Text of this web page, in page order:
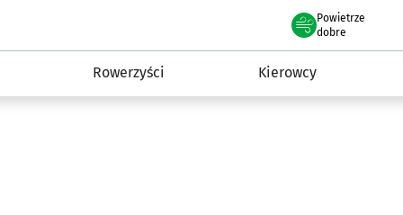
Powietrze
we Wrocławiu
dobre
Rowerzyści Kierowcy